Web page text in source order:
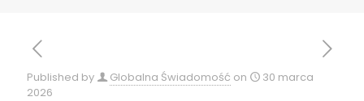
Published by Globalna Świadomość on
30 marca
2026